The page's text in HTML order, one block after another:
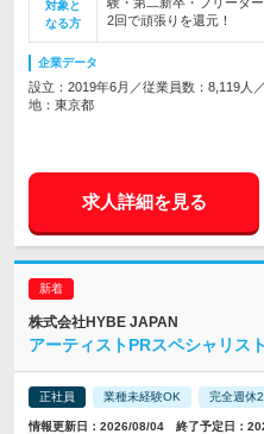
対象と
なる方
2回で頑張りを還元！
企業データ
設立：2019年6月／従業員数：8,119人
地：東京都
求人詳細を見る
株式会社HYBE JAPAN
アーティストPRスペシャリスト
正社員 業種未経験OK 完全週休
情報更新日：2026/08/04 終了予定日：